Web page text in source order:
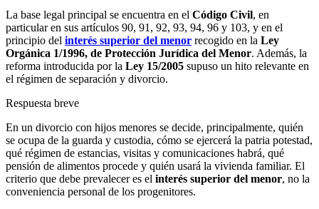
La base legal principal se encuentra en el Código Civil, en
particular en sus artículos 90, 91, 92, 93, 94, 96 y 103, y en el
principio del interés superior del menor recogido en la Ley
Orgánica 1/1996, de Protección Jurídica del Menor. Además, la
reforma introducida por la Ley 15/2005 supuso un hito relevante en
el régimen de separación y divorcio.
Respuesta breve
En un divorcio con hijos menores se decide, principalmente, quién
se ocupa de la guarda y custodia, cómo se ejercerá la patria potestad,
qué régimen de estancias, visitas y comunicaciones habrá, qué
pensión de alimentos procede y quién usará la vivienda familiar. El
criterio que debe prevalecer es el interés superior del menor, no la
conveniencia personal de los progenitores.